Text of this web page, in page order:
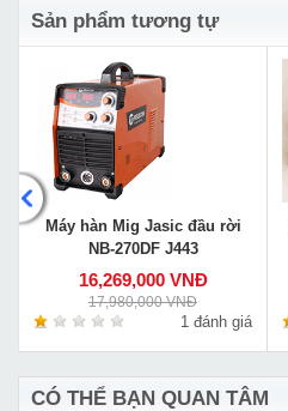
Sản phẩm tương tự
Máy hàn Mig Jasic đầu rời
NB-270DF J443
16,269,000 VNĐ
17,980,000 VNĐ
1 đánh giá
CÓ THỂ BẠN QUAN TÂM